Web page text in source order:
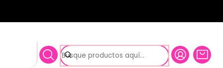
Clear 10'' 12'' 14'' ETP-